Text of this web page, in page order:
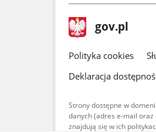
stopka
gov.pl Strona
gov.pl
gov.pl
Polityka cookies
Deklaracja
Strony dostępne w
danych (adres e-mail oraz
znajdują się w ich